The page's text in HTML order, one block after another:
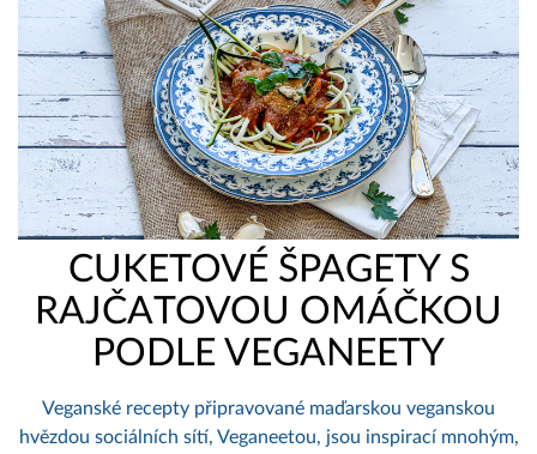
CUKETOVÉ ŠPAGETY S
RAJČATOVOU OMÁČKOU
PODLE VEGANEETY
Veganské recepty připravované maďarskou veganskou
hvězdou sociálních sítí, Veganeetou, jsou inspirací mnohým,